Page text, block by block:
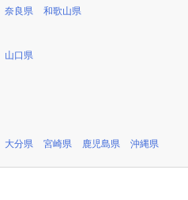
奈良県 和歌山県
山口県
大分県 宮崎県 鹿児島県 沖縄県